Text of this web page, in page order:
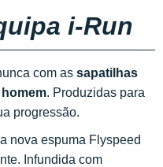
i-Run
com as sapatilhas
homem. Produzidas para
progressão.
nova espuma Flyspeed
Infundida com